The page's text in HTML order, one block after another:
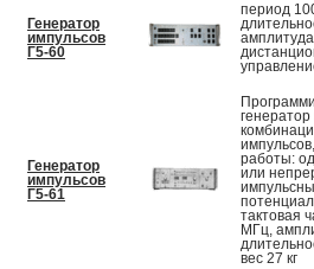
Генератор
импульсов
Г5-60
период
Генератор
импульсов
Г5-61
работы:
или
тактовая
МГц,
вес 27 кг